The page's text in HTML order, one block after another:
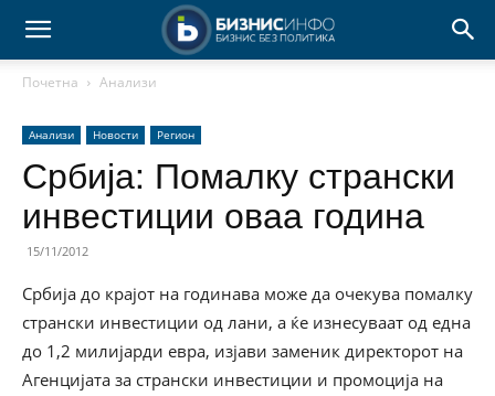
Почетна Анализи
Анализи Новости Регион
Србија: Помалку странски
инвестиции оваа година
15/11/2012
Србија до крајот на годинава може да очекува помалку
странски инвестиции од лани, а ќе изнесуваат од една
до 1,2 милијарди евра, изјави заменик директорот на
Агенцијата за странски инвестиции и промоција на